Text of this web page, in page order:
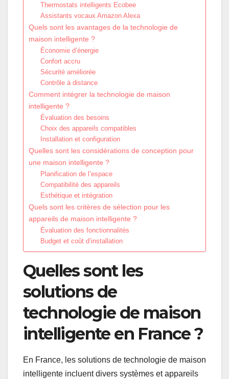
Thermostats intelligents Ecobee
Assistants vocaux Amazon Alexa
Quels sont les avantages de la technologie de
maison intelligente ?
Économie d’énergie
Confort accru
Sécurité améliorée
Contrôle à distance
Comment intégrer la technologie de maison
intelligente ?
Évaluation des besoins
Choix des appareils compatibles
Installation et configuration
Quelles sont les considérations de conception pour
une maison intelligente ?
Planification de l’espace
Compatibilité des appareils
Esthétique et intégration
Quels sont les critères de sélection pour les
appareils de maison intelligente ?
Évaluation des fonctionnalités
Budget et coût d’installation
Quelles sont les
solutions de
technologie de maison
intelligente en France ?
En France, les solutions de technologie de maison
intelligente incluent divers systèmes et appareils